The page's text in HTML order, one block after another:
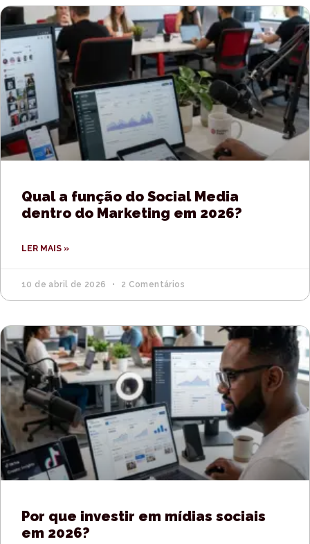
Qual a função do Social Media
dentro do Marketing em 2026?
LER MAIS »
10 de abril de 2026 2 Comentários
Por que investir em mídias sociais
em 2026?